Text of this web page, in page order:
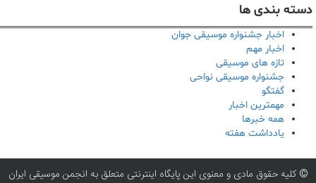
دسته بندی ها
اخبار جشنواره موسیقی جوان
اخبار مهم
تازه های موسیقی
جشنواره موسیقی نواحی
گفتگو
مهمترین اخبار
همه خبرها
یادداشت هفته
© کلیه حقوق مادی و معنوی این پایگاه اینترنتی متعلق به انجمن موسیقی ایران